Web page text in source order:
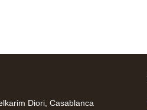
Diori, Casablanca